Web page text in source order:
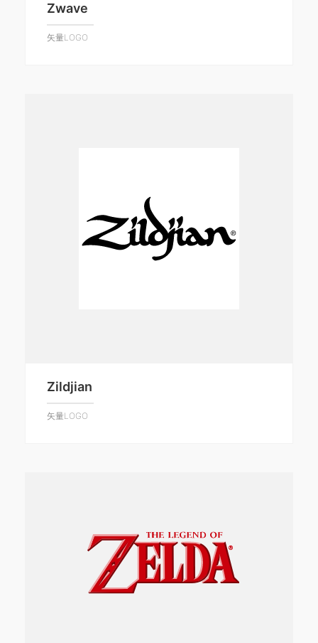
Zwave
矢量LOGO
Zildjian
矢量LOGO